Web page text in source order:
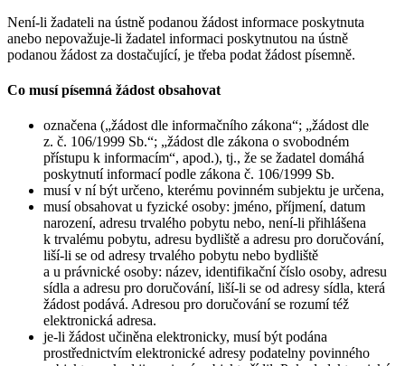
Není-li žadateli na ústně podanou žádost informace poskytnuta
anebo nepovažuje-li žadatel informaci poskytnutou na ústně
podanou žádost za dostačující, je třeba podat žádost písemně.
Co musí písemná žádost obsahovat
označena („žádost dle informačního zákona“; „žádost dle
z. č. 106/1999 Sb.“; „žádost dle zákona o svobodném
přístupu k informacím“, apod.), tj., že se žadatel domáhá
poskytnutí informací podle zákona č. 106/1999 Sb.
musí v ní být určeno, kterému povinném subjektu je určena,
musí obsahovat u fyzické osoby: jméno, příjmení, datum
narození, adresu trvalého pobytu nebo, není-li přihlášena
k trvalému pobytu, adresu bydliště a adresu pro doručování,
liší-li se od adresy trvalého pobytu nebo bydliště
a u právnické osoby: název, identifikační číslo osoby, adresu
sídla a adresu pro doručování, liší-li se od adresy sídla, která
žádost podává. Adresou pro doručování se rozumí též
elektronická adresa.
je-li žádost učiněna elektronicky, musí být podána
prostřednictvím elektronické adresy podatelny povinného